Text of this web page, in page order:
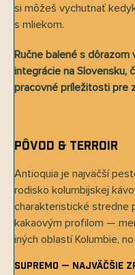
si môžeš vychutnať
s mliekom.
Ručne balené s dôrazom
integrácie na Slovensku,
pracovné príležitosti pre
Pôvod & terroir
Antioquia je najväčší
rodisko kolumbijskej
charakteristické stredne
kakaovým profilom —
iných oblastí Kolumbie,
Supremo — najväčšie